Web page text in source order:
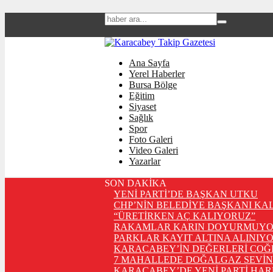
Ana Sayfa
Yerel Haberler
Bursa Bölge
Eğitim
Siyaset
Sağlık
Spor
Foto Galeri
Video Galeri
Yazarlar
SON DAKİKA
YENİ PARTİ’DE BAŞKAN UTKU
CHP’NİN BELEDİYE BAŞKANI
“ÜRETİRKEN AÇ KALIYORUZ”
RAKAMLAR KARIN
PARKLAR KAYIT ALTINA
KARACABEY’İN DEĞERLERİ
7 MAHALLEDE DOĞALGAZ